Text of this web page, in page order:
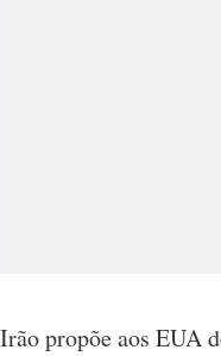
propõe aos EUA